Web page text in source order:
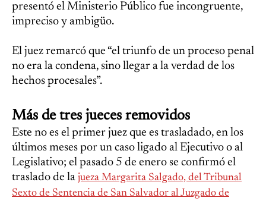
presentó el Ministerio Público fue incongruente,
impreciso y ambigüo.
El juez remarcó que “el triunfo de un proceso penal
no era la condena, sino llegar a la verdad de los
hechos procesales”.
Más de tres jueces removidos
Este no es el primer juez que es trasladado, en los
últimos meses por un caso ligado al Ejecutivo o al
Legislativo; el pasado 5 de enero se confirmó el
traslado de la jueza Margarita Salgado, del Tribunal
Sexto de Sentencia de San Salvador al Juzgado de